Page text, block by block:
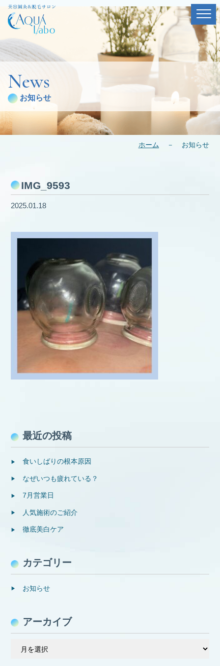
News
お知らせ
ホーム － お知らせ
IMG_9593
2025.01.18
最近の投稿
食いしばりの根本原因
なぜいつも疲れている？
7月営業日
人気施術のご紹介
徹底美白ケア
カテゴリー
お知らせ
アーカイブ